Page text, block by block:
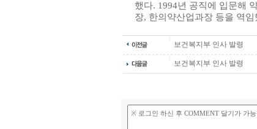
했다. 1994년 공직에 입문해
장, 한의약산업과장 등을 역임
보건복지부 인사 발령
보건복지부 인사 발령